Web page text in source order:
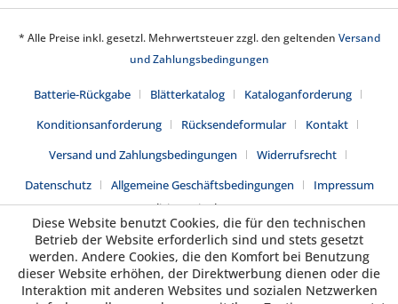
* Alle Preise inkl. gesetzl. Mehrwertsteuer zzgl. den geltenden Versand
und Zahlungsbedingungen
Batterie-Rückgabe Blätterkatalog
Kataloganforderung
Konditionsanforderung
Rücksendeformular
Kontakt
Versand und Zahlungsbedingungen
Widerrufsrecht
Datenschutz
Allgemeine Geschäftsbedingungen
Impressum
Realisiert mit Shopware
Diese Website benutzt Cookies, die für den technischen
Betrieb der Website erforderlich sind und stets gesetzt
werden. Andere Cookies, die den Komfort bei Benutzung
dieser Website erhöhen, der Direktwerbung dienen oder die
Interaktion mit anderen Websites und sozialen Netzwerken